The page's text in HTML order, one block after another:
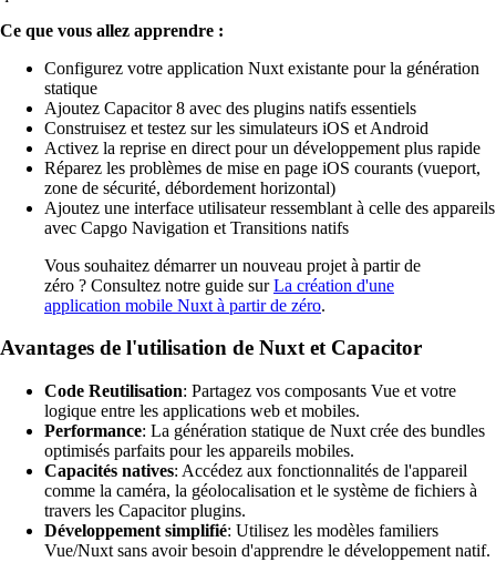
Ce que vous allez apprendre :
Configurez votre application Nuxt existante pour la génération
statique
Ajoutez Capacitor 8 avec des plugins natifs essentiels
Construisez et testez sur les simulateurs iOS et Android
Activez la reprise en direct pour un développement plus rapide
Réparez les problèmes de mise en page iOS courants (vueport,
zone de sécurité, débordement horizontal)
Ajoutez une interface utilisateur ressemblant à celle des appareils
avec Capgo Navigation et Transitions natifs
Vous souhaitez démarrer un nouveau projet à partir de
zéro ? Consultez notre guide surLa création d'une
application mobile Nuxt à partir de zéro.
Avantages de l'utilisation de Nuxt et Capacitor
Code Reutilisation: Partagez vos composants Vue et votre
logique entre les applications web et mobiles.
Performance: La génération statique de Nuxt crée des bundles
optimisés parfaits pour les appareils mobiles.
Capacités natives: Accédez aux fonctionnalités de l'appareil
comme la caméra, la géolocalisation et le système de fichiers à
travers les Capacitor plugins.
Développement simplifié: Utilisez les modèles familiers
Vue/Nuxt sans avoir besoin d'apprendre le développement natif.